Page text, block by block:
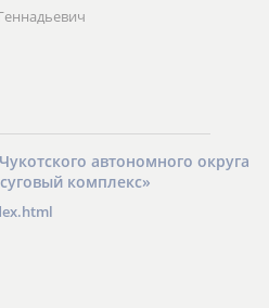
автономного округа
комплекс»